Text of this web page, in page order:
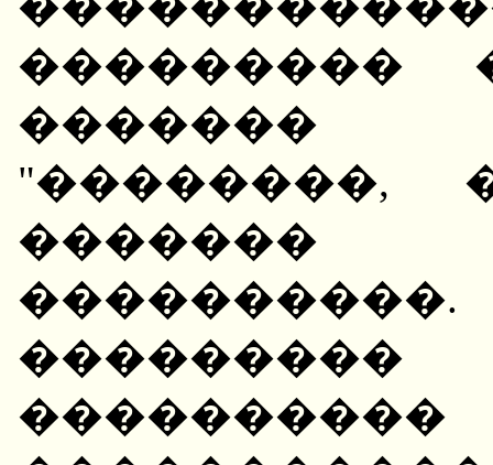
���������
�������
"��������,
�������